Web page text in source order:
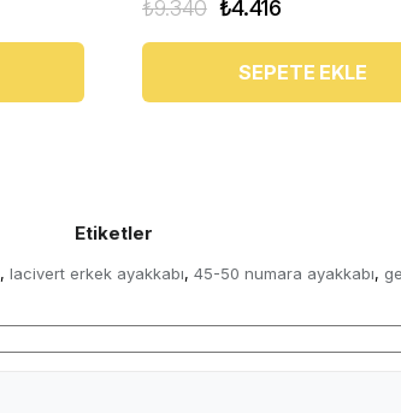
₺4.416
₺9.340
SEPETE EKLE
Etiketler
, lacivert erkek ayakkabı, 45-50 numara ayakkabı,